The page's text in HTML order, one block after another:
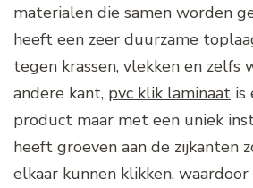
materialen die samen worden
heeft een zeer duurzame
tegen krassen, vlekken en zelfs
andere kant, pvc klik laminaat is
product maar met een uniek
heeft groeven aan de zijkanten
elkaar kunnen klikken,